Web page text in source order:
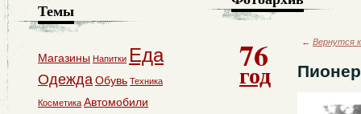
76
год
← Вернутся
Темы
Магазины Напитки Еда
ОдеждаОбувь Техника
Косметика Автомобили